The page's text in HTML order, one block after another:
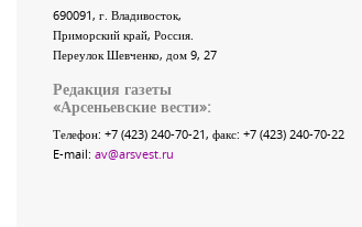
690091, г. Владивосток,
Приморский край, Россия.
Переулок Шевченко, дом 9, 27
Редакция газеты
«Арсеньевские вести»:
Телефон: +7 (423) 240-70-21, факс: +7 (423) 240-70-22
E-mail: av@arsvest.ru